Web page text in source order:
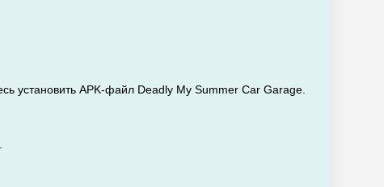
установить APK-файл Deadly My Summer Car Garage.